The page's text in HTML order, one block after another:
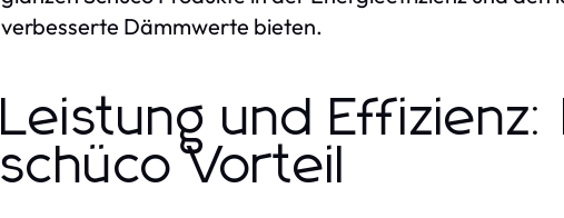
verbesserte Dämmwerte bieten.
Leistung und
schüco Vorteil